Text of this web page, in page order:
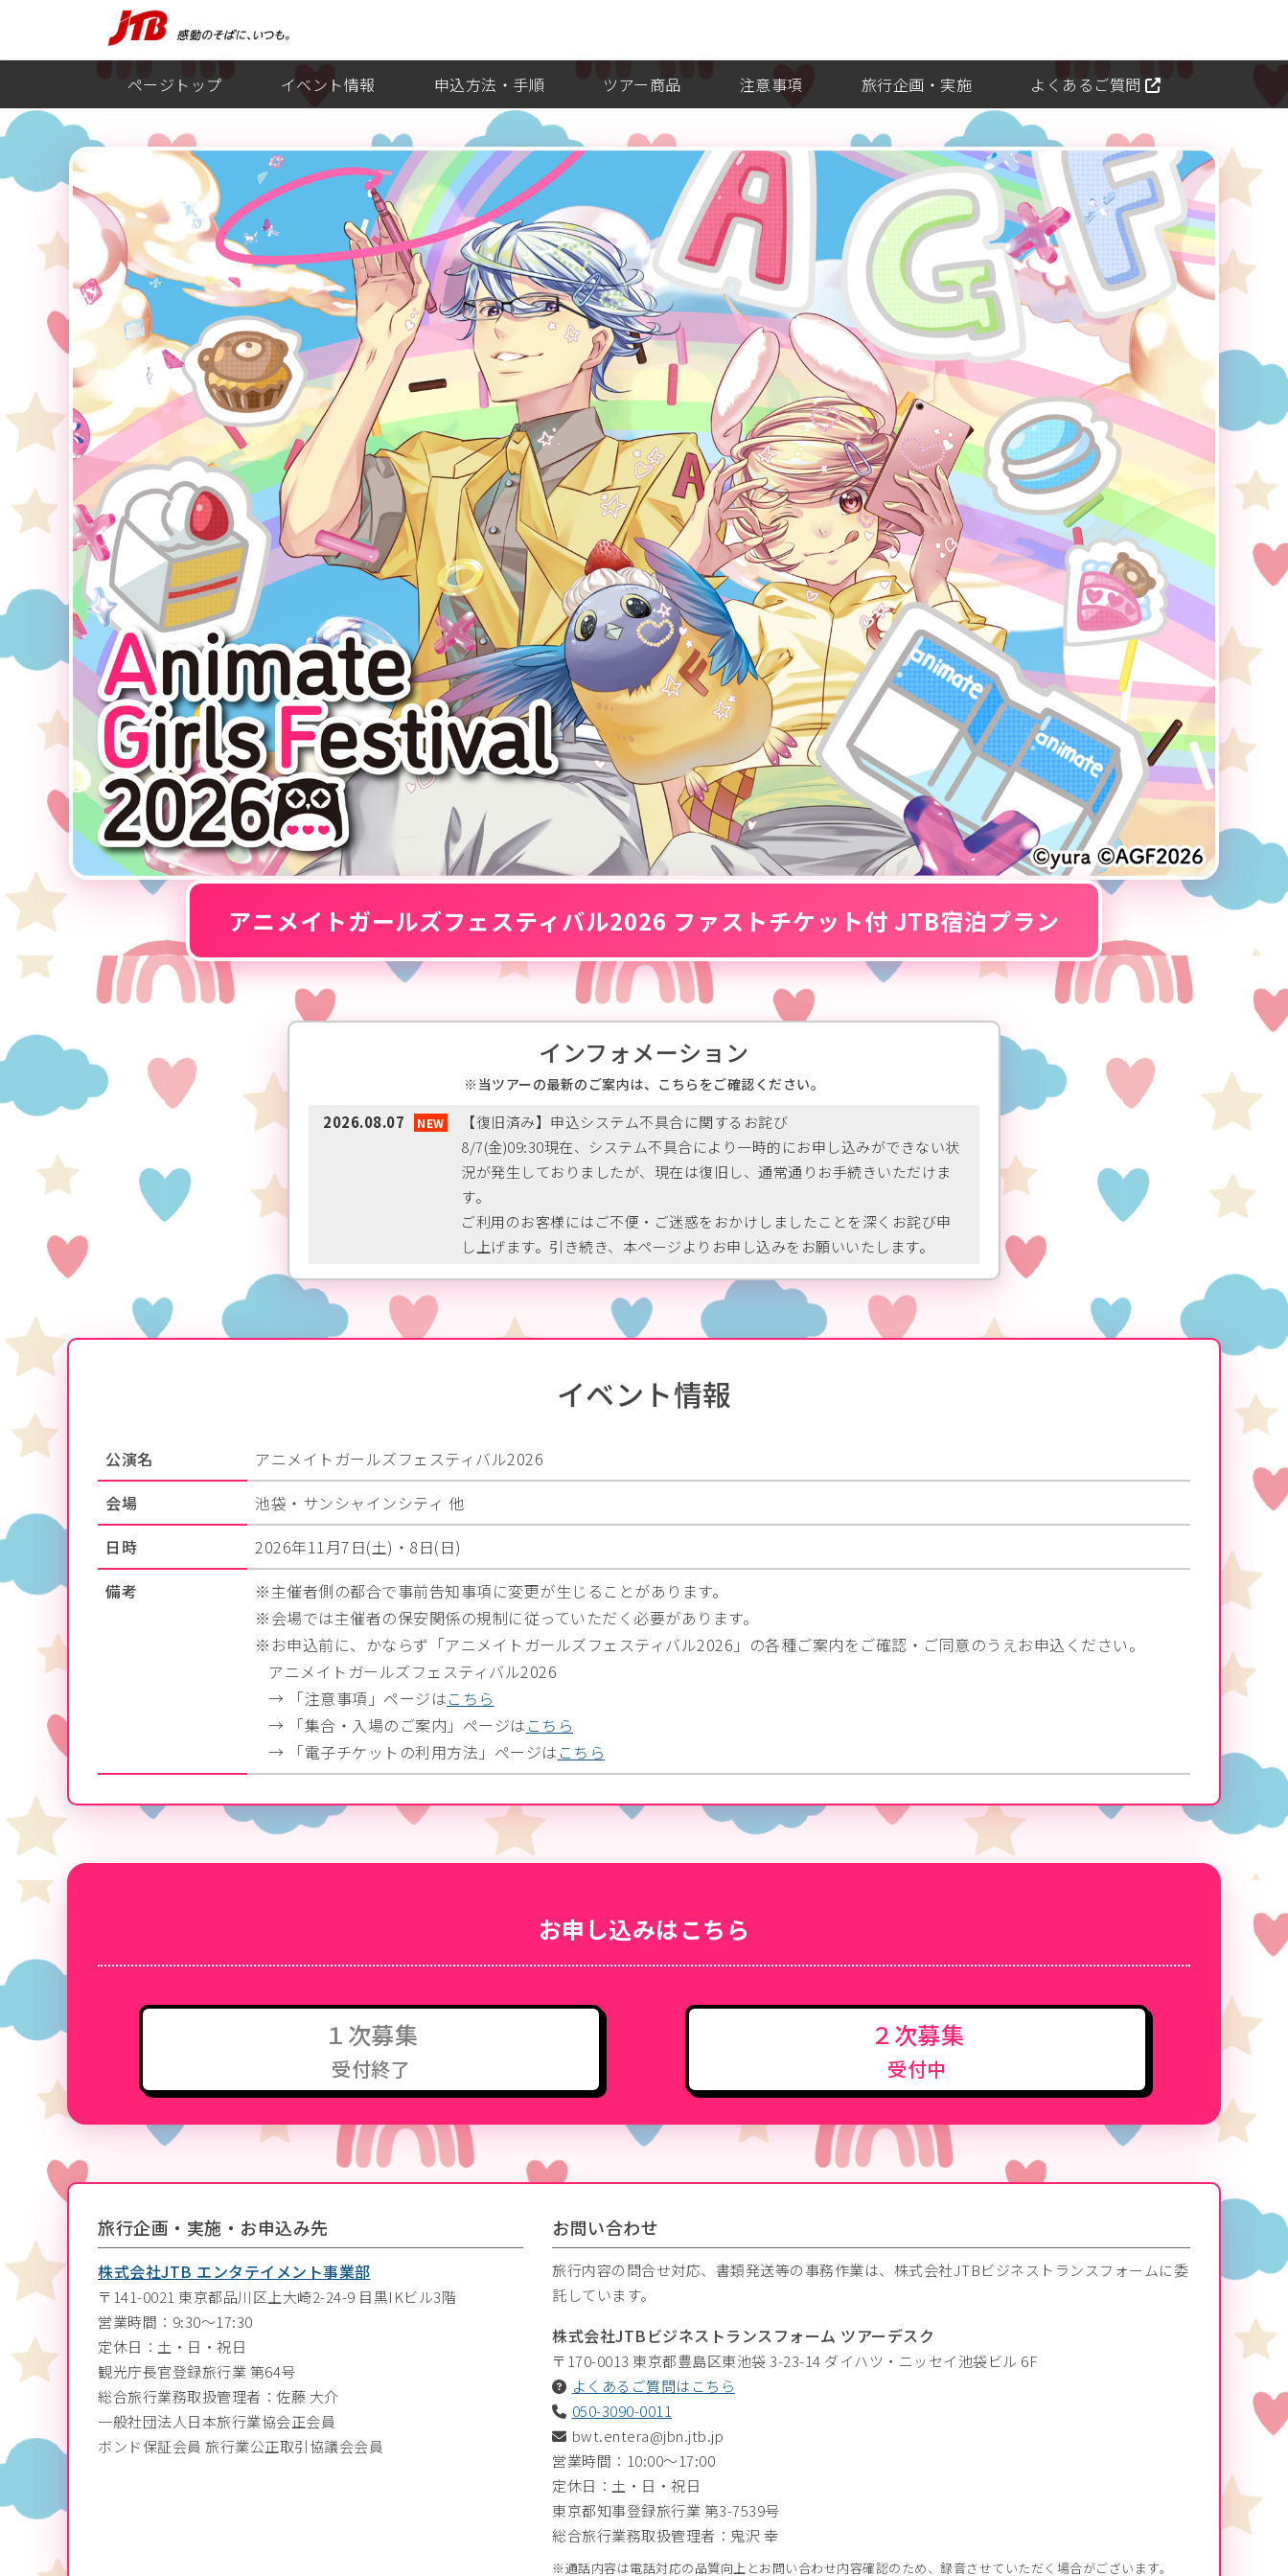
ページトップ イベント情報 申込方法・手順 ツアー商品 注意事項 旅行企画・実施 よくあるご質問
アニメイトガールズフェスティバル2026 ファストチケット付 JTB宿泊プラン
インフォメーション
当ツアーの最新のご案内は、こちらをご確認ください。
2026.08.07
【復旧済み】申込システム不具合に関するお詫び
8/7(金)09:30現在、システム不具合により一時的にお申し込みができない状
況が発生しておりましたが、現在は復旧し、通常通りお手続きいただけま
す。
ご利用のお客様にはご不便・ご迷惑をおかけしましたことを深くお詫び申
し上げます。引き続き、本ページよりお申し込みをお願いいたします。
イベント情報
公演名
アニメイトガールズフェスティバル2026
会場
池袋・サンシャインシティ 他
日時
2026年11月7日(土)・8日(日)
備考
主催者側の都合で事前告知事項に変更が生じることがあります。
会場では主催者の保安関係の規制に従っていただく必要があります。
お申込前に、かならず「アニメイトガールズフェスティバル2026」の各種ご案内をご確認・ご同意のうえお申込ください。
アニメイトガールズフェスティバル2026
→ 「注意事項」ページはこちら
→ 「集合・入場のご案内」ページは こちら
→ 「電子チケットの利用方法」ページは こちら
お申し込みはこちら
１次募集
受付終了
２次募集
受付中
旅行企画・実施・お申込み先
株式会社JTB エンタテイメント事業部
〒141-0021 東京都品川区上大崎2-24-9 目黒IKビル3階
営業時間：9:30～17:30
定休日：土・日・祝日
観光庁長官登録旅行業 第64号
総合旅行業務取扱管理者：佐藤 大介
一般社団法人日本旅行業協会正会員
ボンド保証会員 旅行業公正取引協議会会員
お問い合わせ
旅行内容の問合せ対応、書類発送等の事務作業は、株式会社JTBビジネストランスフォームに委
託しています。
株式会社JTBビジネストランスフォーム ツアーデスク
〒170-0013 東京都豊島区東池袋 3-23-14 ダイハツ・ニッセイ池袋ビル 6F
よくあるご質問はこちら
050-3090-0011
bwt.entera@jbn.jtb.jp
営業時間：10:00～17:00
定休日：土・日・祝日
東京都知事登録旅行業 第3-7539号
総合旅行業務取扱管理者：鬼沢 幸
通話内容は電話対応の品質向上とお問い合わせ内容確認のため、録音させていただく場合がございます。